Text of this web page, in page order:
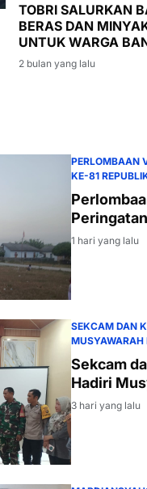
TOBRI SALURKAN
BERAS DAN
UNTUK WARGA
DESA DANAU BARU
2 bulan yang lalu
PERLOMBAAN
KE-81
1 hari yang lalu
SEKCAM DAN
MUSYAWARAH
Sekcam
Hadiri
3 hari yang lalu